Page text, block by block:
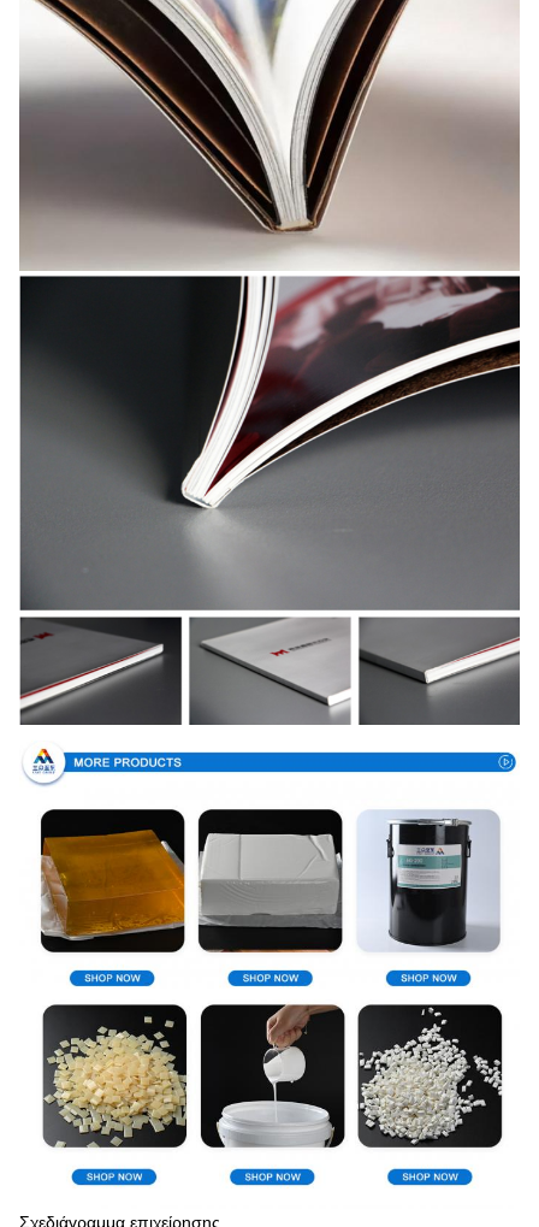
Σχεδιάγραμμα επιχείρησης